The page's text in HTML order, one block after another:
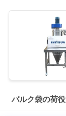
バルク袋の荷役